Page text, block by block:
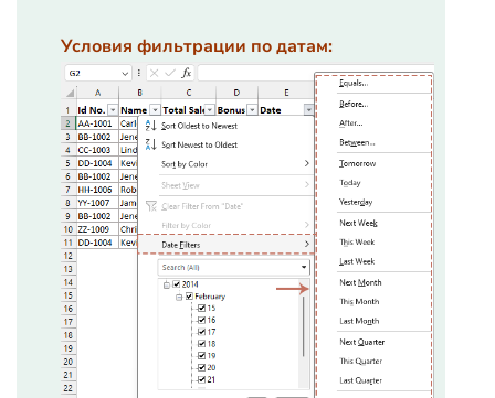
Условия фильтрации по датам: